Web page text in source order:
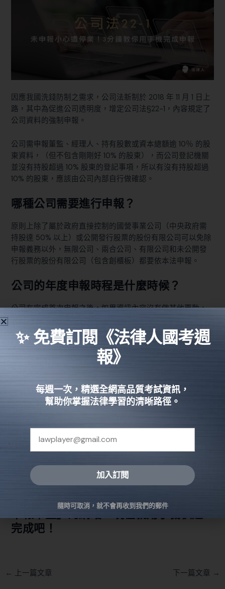
因應我國洗錢防制之需求，公司法新制於 2018 年 11 月 1 日上
路，其中為促進公司透明度，增定公司法§22-1 ，內容規定了
公司資料的強制申報。
公司需申報董監、經理人、持有股數或資本總額逾 10％ 的股
東資料，（但不包含剛剛好 10% 的股東），而公司登記機關
並沒有持股超過 10% 股東的登記事項，所以有沒有持股超過
10% 的股東，應該由公司內部自行做確認。
哪種公司需要進行申報？
原則上除了屬於政府直接控制的國營事業公司（中央政府需
持股達 50% 以上）或公開發行股票的股份有限公司可以免除
申報義務以外，無限公司、兩合公司、有限公司和未公開發
行股票的股份有限公司（包含創櫃板）都要依本法申報。
公司的年度申報時程是什麼時候？
公司在完成首次申報之後，如果資訊內容沒有做其他更動，
即可。
公司要如何完成申報？手機也能完成？
以建立電子化資料庫，因此目前各公司僅限透過網路進行申
報作業，須申報之公司可選擇利用電腦進入「公司負責人及
參考資料：1
結語：本文介紹了哪些公司需進行資料
申報以及年度申報的時程、內容，也在
文中附上「公司負責人及主要股東資訊
完成吧！
← 上一篇文章 下一篇文章 →
✨ 免費訂閱《法律人國考週
報》
每週一次，精選全網高品質考試資訊，
幫助你掌握法律學習的清晰路徑。
加入訂閱
隨時可取消，就不會再收到我們的郵件